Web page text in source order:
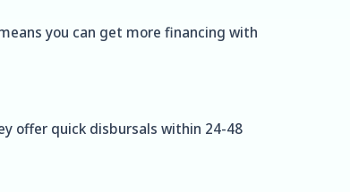
you can get more financing with
offer quick disbursals within 24-48